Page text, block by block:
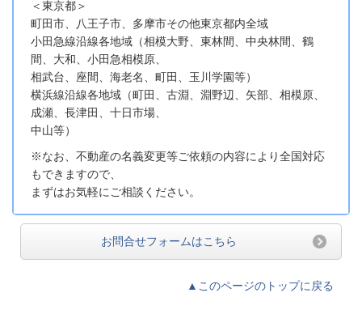
＜東京都＞
町田市、八王子市、多摩市その他東京都内全域
小田急線沿線各地域 （相模大野、東林間、中央林間、鶴
間、大和、小田急相模原、
相武台、座間、海老名、町田、玉川学園等）
横浜線沿線各地域（町田、古淵、淵野辺、矢部、相模原、
成瀬、長津田、十日市場、
中山等）
※なお、不動産の名義変更等ご依頼の内容により全国対応
もできますので、
まずはお気軽にご相談ください。
お問合せフォームはこちら
▲このページのトップに戻る